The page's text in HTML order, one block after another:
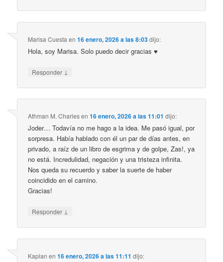
Marisa Cuesta en16 enero, 2026 a las 8:03dijo:
Hola, soy Marisa. Solo puedo decir gracias ♥️
Responder ↓
Athman M. Charlesen16 enero, 2026 a las 11:01 dijo:
Joder… Todavía no me hago a la idea. Me pasó igual, por
sorpresa. Había hablado con él un par de días antes, en
privado, a raíz de un libro de esgrima y de golpe, Zas!, ya
no está. Incredulidad, negación y una tristeza infinita.
Nos queda su recuerdo y saber la suerte de haber
coincidido en el camino.
Gracias!
Responder ↓
Kaplan en16 enero, 2026 a las 11:11 dijo: